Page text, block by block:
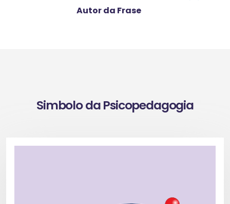
Autor da Frase
Simbolo da Psicopedagogia